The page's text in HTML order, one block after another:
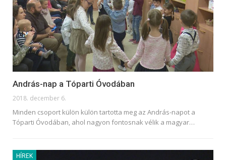
András-nap a Tóparti Óvodában
2018. december 6.
Minden csoport külön külön tartotta meg az András-napot a
Tóparti Óvodában, ahol nagyon fontosnak vélik a magyar…
HÍREK